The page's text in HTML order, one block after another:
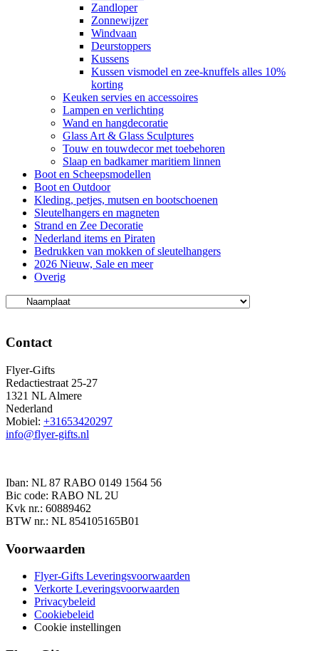
Zandloper
Zonnewijzer
Windvaan
Deurstoppers
Kussens
Kussen vismodel en zee-knuffels alles 10%
korting
Keuken servies en accessoires
Lampen en verlichting
Wand en hangdecoratie
Glass Art & Glass Sculptures
Touw en touwdecor met toebehoren
Slaap en badkamer maritiem linnen
Boot en Scheepsmodellen
Boot en Outdoor
Kleding, petjes, mutsen en bootschoenen
Sleutelhangers en magneten
Strand en Zee Decoratie
Nederland items en Piraten
Bedrukken van mokken of sleutelhangers
2026 Nieuw, Sale en meer
Overig
Contact
Flyer-Gifts
Redactiestraat 25-27
1321 NL Almere
Nederland
Mobiel: +31653420297
info@flyer-gifts.nl
Iban: NL 87 RABO 0149 1564 56
Bic code: RABO NL 2U
Kvk nr.: 60889462
BTW nr.: NL 854105165B01
Voorwaarden
Flyer-Gifts Leveringsvoorwaarden
Verkorte Leveringsvoorwaarden
Privacybeleid
Cookiebeleid
Cookie instellingen